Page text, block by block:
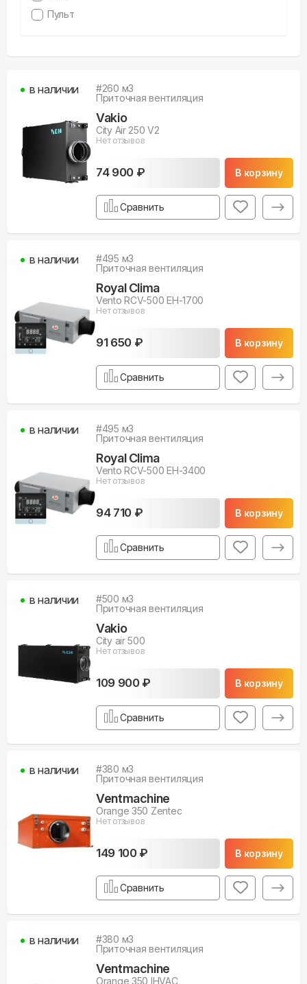
Пульт
#260 м3
Приточная вентиляция
Vakio
City Air 250 V2
Нет отзывов
74 900 ₽ В корзину
в наличии
Сравнить
#495 м3
Приточная вентиляция
Royal Clima
Vento RCV-500 EH-1700
Нет отзывов
91 650 ₽ В корзину
в наличии
Сравнить
#495 м3
Приточная вентиляция
Royal Clima
Vento RCV-500 EH-3400
Нет отзывов
94 710 ₽ В корзину
в наличии
Сравнить
#500 м3
Приточная вентиляция
Vakio
City air 500
Нет отзывов
109 900 ₽ В корзину
в наличии
Сравнить
#380 м3
Приточная вентиляция
Ventmachine
Orange 350 Zentec
Нет отзывов
149 100 ₽ В корзину
в наличии
Сравнить
#380 м3
Приточная вентиляция
Ventmachine
Orange 350 IHVAC
в наличии